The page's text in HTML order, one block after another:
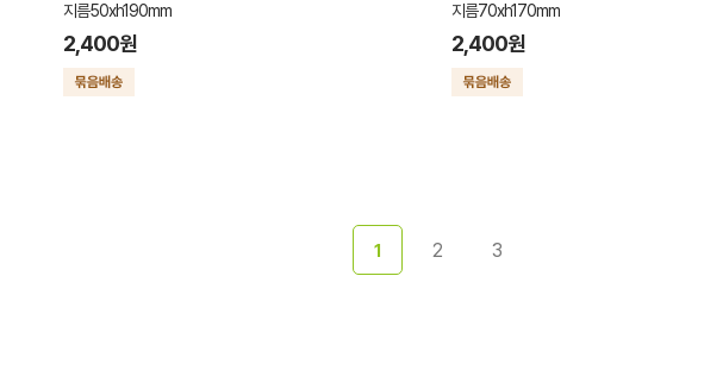
지름50xh190mm
2,400원
지름70xh170mm
2,400원
1 2 3